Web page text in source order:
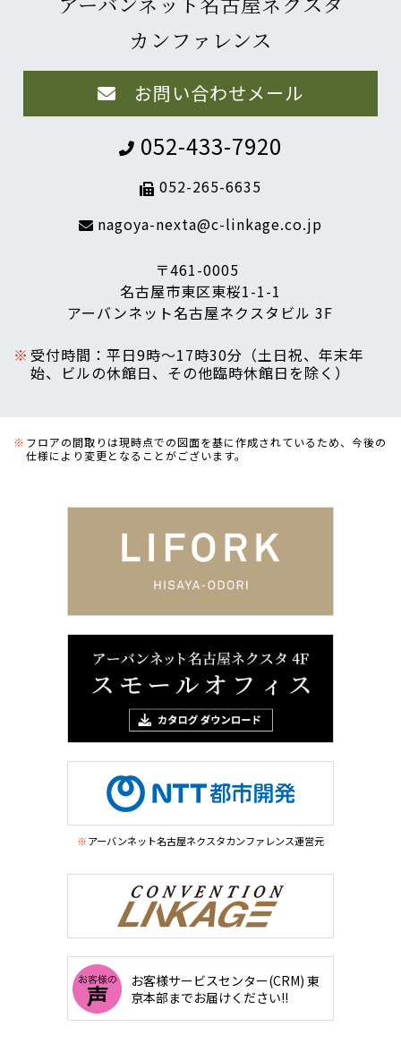
カンファレンス
お問い合わせメール
052-433-7920
052-265-6635
nagoya-nexta@c-linkage.co.jp
〒461-0005
名古屋市東区東桜1-1-1
アーバンネット名古屋ネクスタビル 3F
受付時間：平日9時～17時30分（土日祝、年末年
始、ビルの休館日、その他臨時休館日を除く）
フロアの間取りは現時点での図面を基に作成されているため、今後の
仕様により変更となることがございます。
アーバンネット名古屋ネクスタカンファレンス運営元
お客様サービスセンター(CRM) 東
京本部までお届けください!!